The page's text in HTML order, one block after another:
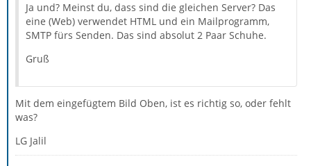
Ja und? Meinst du, dass sind die gleichen Server? Das
eine (Web) verwendet HTML und ein Mailprogramm,
SMTP fürs Senden. Das sind absolut 2 Paar Schuhe.
Gruß
Mit dem eingefügtem Bild Oben, ist es richtig so, oder fehlt
was?
LG Jalil